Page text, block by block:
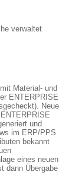
verwaltet
Material- und
ENTERPRISE
Neue
und
im ERP/PPS
bekannt
eines neuen
dann Übergabe